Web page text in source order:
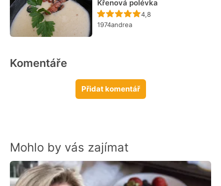
Křenová polévka
Recept ještě nebyl
4,8
1974andrea
Komentáře
Přidat komentář
Mohlo by vás zajímat